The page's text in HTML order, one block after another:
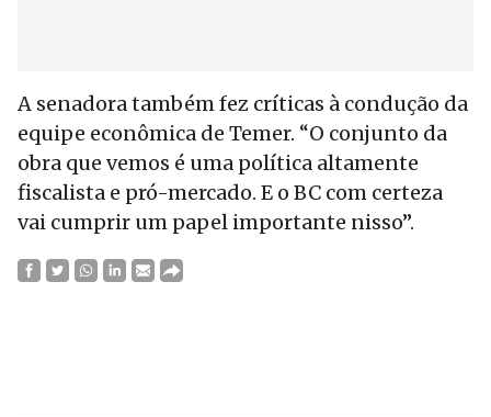
A senadora também fez críticas à condução da
equipe econômica de Temer. “O conjunto da
obra que vemos é uma política altamente
fiscalista e pró-mercado. E o BC com certeza
vai cumprir um papel importante nisso”.